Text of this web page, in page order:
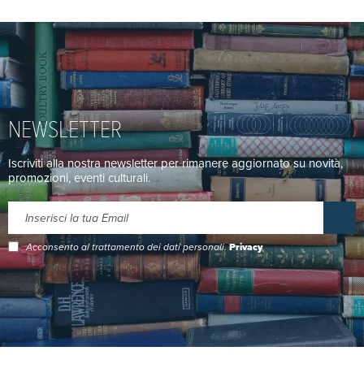
NEWSLETTER
Iscriviti alla nostra newsletter per rimanere aggiornato su novità,
promozioni, eventi culturali.
Acconsento al trattamento dei dati personali.Privacy